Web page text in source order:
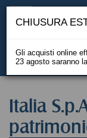
Italia
CHIUSURA
Gli acquisti online
23 agosto saranno